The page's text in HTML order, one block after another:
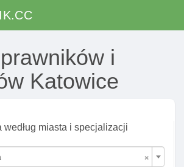
.CC
i
Katowice
miasta i specjalizacji
×